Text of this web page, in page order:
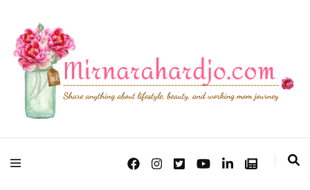
Mirna Rahardjo
Lifestyle, Beauty & Working Mom Journey